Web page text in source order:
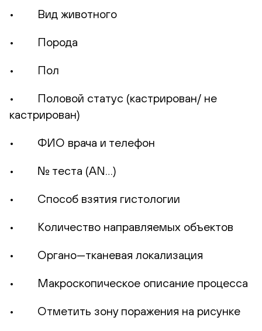
• Вид животного
• Порода
• Пол
• Половой статус (кастрирован/ не
кастрирован)
• ФИО врача и телефон
• № теста (AN…)
• Способ взятия гистологии
• Количество направляемых объектов
• Органо—тканевая локализация
• Макроскопическое описание процесса
• Отметить зону поражения на рисунке